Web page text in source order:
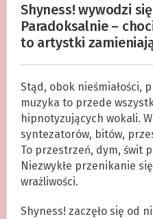
Shyness! wywodzi
Paradoksalnie –
to artystki
Stąd, obok nieśmiałości,
muzyka to przede
hipnotyzujących wokali.
syntezatorów, bitów,
To przestrzeń, dym, świt
Niezwykłe przenikanie
wrażliwości.
Shyness! zaczęło się od